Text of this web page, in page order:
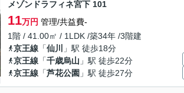
メゾンドラフィネ宮下 101
11万円 管理/共益費-
1階 / 41.00㎡ / 1LDK /築34年 /3階建
京王線 「仙川
」駅 徒歩18分
京王線 「千歳烏山 」駅 徒歩22分
京王線 「芦花公園 」駅 徒歩27分